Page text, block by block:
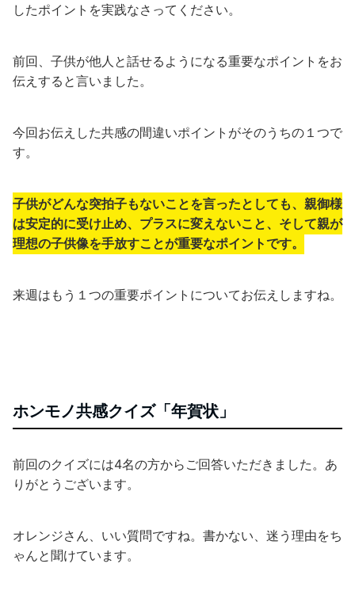
したポイントを実践なさってください。
前回、子供が他人と話せるようになる重要なポイントをお
伝えすると言いました。
今回お伝えした共感の間違いポイントがそのうちの１つで
す。
子供がどんな突拍子もないことを言ったとしても、親御様
は安定的に受け止め、プラスに変えないこと、そして親が
理想の子供像を手放すことが重要なポイントです。
来週はもう１つの重要ポイントについてお伝えしますね。
ホンモノ共感クイズ「年賀状」
前回のクイズには4名の方からご回答いただきました。あ
りがとうございます。
オレンジさん、いい質問ですね。書かない、迷う理由をち
ゃんと聞けています。